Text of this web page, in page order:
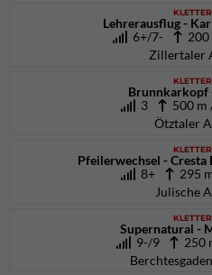
Lehrerausflug -
6+/7-
200
Zillertaler
Brunnkarkopf
3
500 m
Ötztaler
Pfeilerwechsel -
8+
295
Julische
Supernatural -
9-/9
250